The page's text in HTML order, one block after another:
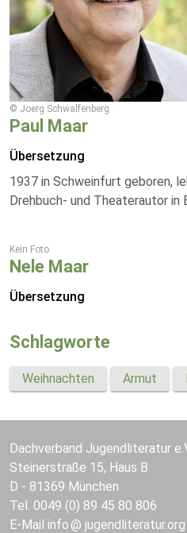
© Joerg Schwalfenberg
Paul Maar
Übersetzung
1937 in Schweinfurt geboren,
Drehbuch- und Theaterautor in
Kein Foto
Nele Maar
Übersetzung
Schlagworte
Weihnachten Armut
Dachverband Jugendliteratur
Steinerstraße 15, Haus B
D - 81369 München
Tel. 0049 (0) 89 45 80 806
E-Mail info jugendliteratur.org